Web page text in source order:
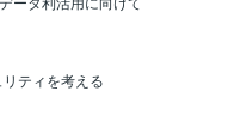
ータ利活用に向けて
ティを考える